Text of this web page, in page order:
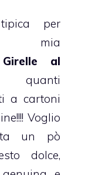
per
mia
Girelle al
a cartoni
Voglio
un pò
dolce,